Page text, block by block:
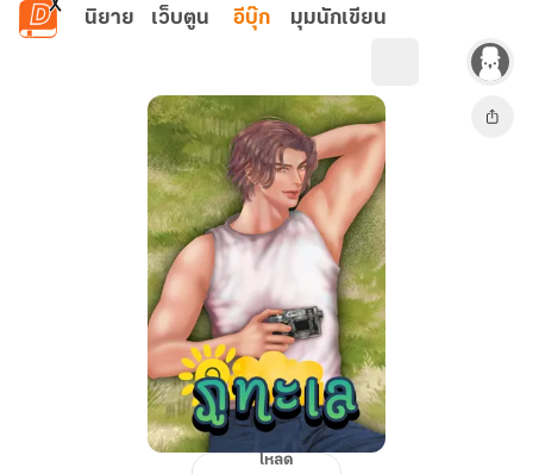
ข้ามไปยังเนื้อหาหลัก
นิยาย เว็บตูน อีบุ๊ก มุมนักเขียน
โหลด